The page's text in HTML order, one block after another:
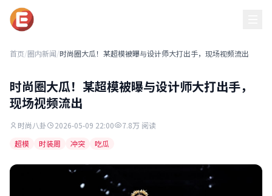
首页/圈内新闻/时尚圈大瓜！某超模被曝与设计师大打出手，现场视频流出
时尚圈大瓜！某超模被曝与设计师大打出手，
现场视频流出
时尚八卦 2026-05-09 22:00
7.8万 阅读
超模
时装周 冲突 吃瓜